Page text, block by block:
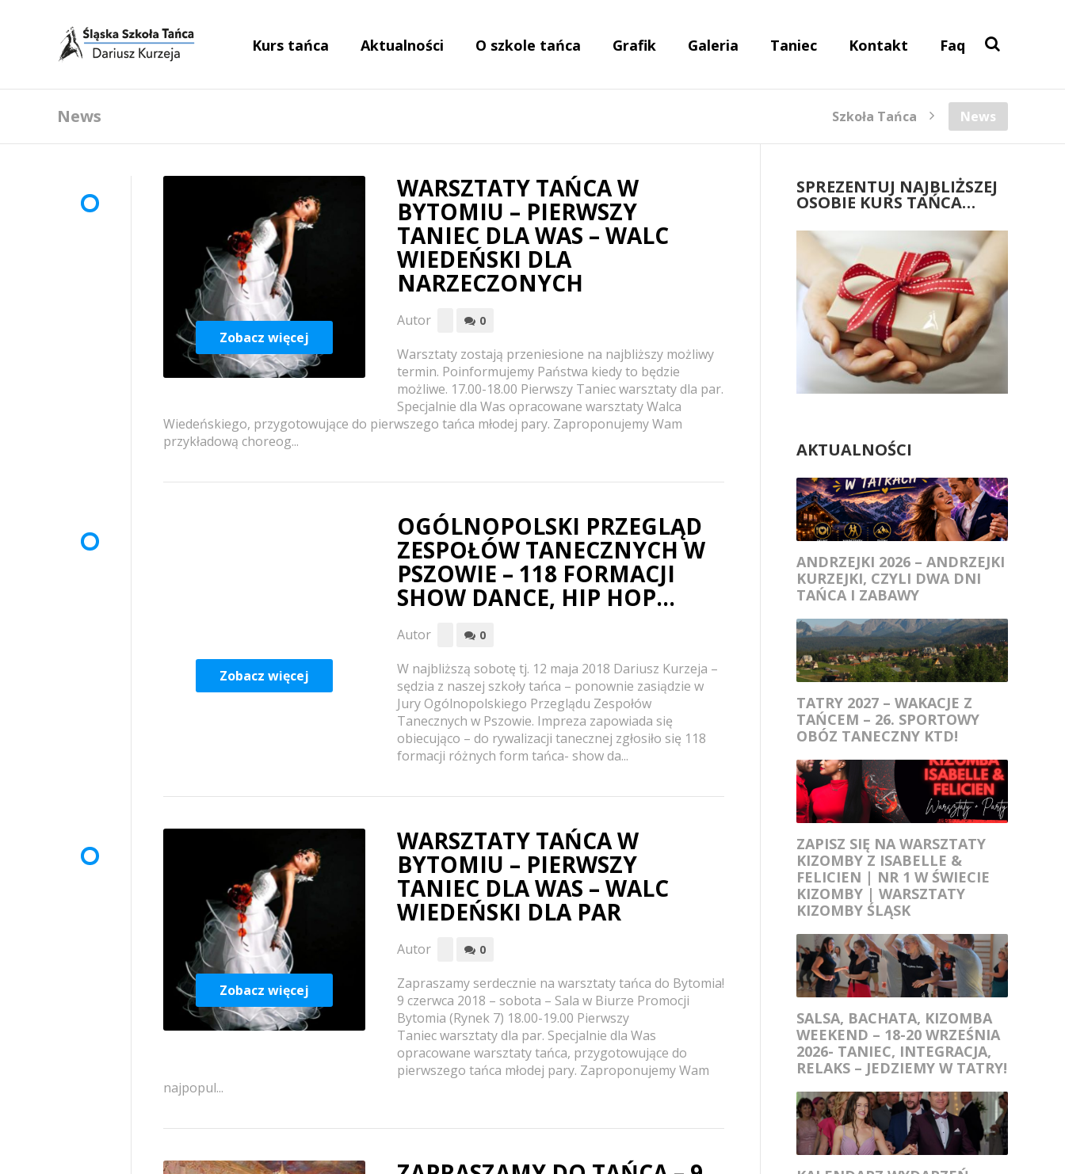
Kurs tańca Aktualności O szkole tańca Grafik Galeria Taniec Kontakt Faq
News Szkoła Tańca News
Zobacz więcej
WARSZTATY TAŃCA W
BYTOMIU – PIERWSZY
TANIEC DLA WAS – WALC
WIEDEŃSKI DLA
NARZECZONYCH
Autor 0
Warsztaty zostają przeniesione na najbliższy możliwy
termin. Poinformujemy Państwa kiedy to będzie
możliwe. 17.00-18.00 Pierwszy Taniec warsztaty dla par.
Specjalnie dla Was opracowane warsztaty Walca
Wiedeńskiego, przygotowujące do pierwszego tańca młodej pary. Zaproponujemy Wam
przykładową choreog...
Zobacz więcej
OGÓLNOPOLSKI PRZEGLĄD
ZESPOŁÓW TANECZNYCH W
PSZOWIE – 118 FORMACJI
SHOW DANCE, HIP HOP…
Autor 0
W najbliższą sobotę tj. 12 maja 2018 Dariusz Kurzeja –
sędzia z naszej szkoły tańca – ponownie zasiądzie w
Jury Ogólnopolskiego Przeglądu Zespołów
Tanecznych w Pszowie. Impreza zapowiada się
obiecująco – do rywalizacji tanecznej zgłosiło się 118
formacji różnych form tańca- show da...
Zobacz więcej
WARSZTATY TAŃCA W
BYTOMIU – PIERWSZY
TANIEC DLA WAS – WALC
WIEDEŃSKI DLA PAR
Autor 0
Zapraszamy serdecznie na warsztaty tańca do Bytomia!
9 czerwca 2018 – sobota – Sala w Biurze Promocji
Bytomia (Rynek 7) 18.00-19.00 Pierwszy
Taniec warsztaty dla par. Specjalnie dla Was
opracowane warsztaty tańca, przygotowujące do
pierwszego tańca młodej pary. Zaproponujemy Wam
najpopul...
SPREZENTUJ NAJBLIŻSZEJ
OSOBIE KURS TAŃCA…
AKTUALNOŚCI
ANDRZEJKI 2026 – ANDRZEJKI
KURZEJKI, CZYLI DWA DNI
TAŃCA I ZABAWY
TATRY 2027 – WAKACJE Z
TAŃCEM – 26. SPORTOWY
OBÓZ TANECZNY KTD!
ZAPISZ SIĘ NA WARSZTATY
KIZOMBY Z ISABELLE &
FELICIEN | NR 1 W ŚWIECIE
KIZOMBY | WARSZTATY
KIZOMBY ŚLĄSK
SALSA, BACHATA, KIZOMBA
WEEKEND – 18-20 WRZEŚNIA
2026- TANIEC, INTEGRACJA,
RELAKS – JEDZIEMY W TATRY!